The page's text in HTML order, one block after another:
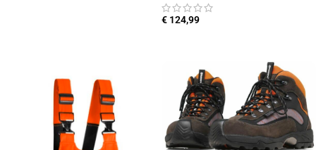
€ 124,99